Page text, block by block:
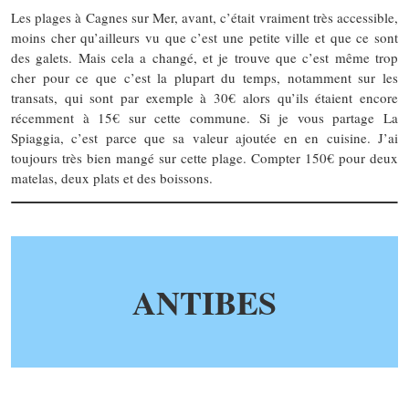
Les plages à Cagnes sur Mer, avant, c’était vraiment très accessible,
moins cher qu’ailleurs vu que c’est une petite ville et que ce sont
des galets. Mais cela a changé, et je trouve que c’est même trop
cher pour ce que c’est la plupart du temps, notamment sur les
transats, qui sont par exemple à 30€ alors qu’ils étaient encore
récemment à 15€ sur cette commune. Si je vous partage La
Spiaggia, c’est parce que sa valeur ajoutée en en cuisine. J’ai
toujours très bien mangé sur cette plage. Compter 150€ pour deux
matelas, deux plats et des boissons.
ANTIBES